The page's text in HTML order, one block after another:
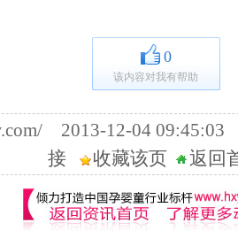
0
该内容对我有帮助
2013-12-04
接
收藏该页 返回